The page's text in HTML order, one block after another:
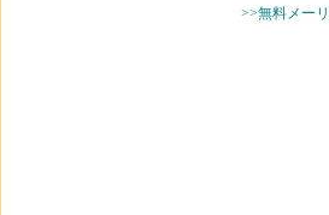
>>無料メー